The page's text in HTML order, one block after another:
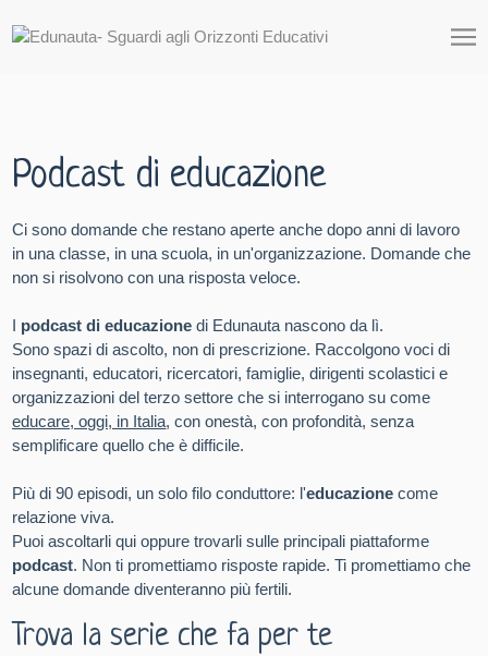
Podcast di educazione
Ci sono domande che restano aperte anche dopo anni di lavoro
in una classe, in una scuola, in un'organizzazione. Domande che
non si risolvono con una risposta veloce.
I podcast di educazionedi Edunauta nascono da lì.
Sono spazi di ascolto, non di prescrizione. Raccolgono voci di
insegnanti, educatori, ricercatori, famiglie, dirigenti scolastici e
organizzazioni del terzo settore che si interrogano su come
educare, oggi, in Italia, con onestà, con profondità, senza
semplificare quello che è difficile.
Più di 90 episodi, un solo filo conduttore: l'educazione come
relazione viva.
Puoi ascoltarli qui oppure trovarli sulle principali piattaforme
podcast. Non ti promettiamo risposte rapide. Ti promettiamo che
alcune domande diventeranno più fertili.
Trova la serie che fa per te